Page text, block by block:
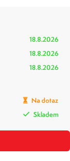
18.8.2026
18.8.2026
18.8.2026
Na dotaz
Skladem